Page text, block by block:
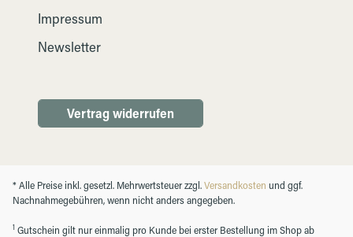
Impressum
Newsletter
Vertrag widerrufen
* Alle Preise inkl. gesetzl. Mehrwertsteuer zzgl.Versandkosten und ggf.
Nachnahmegebühren, wenn nicht anders angegeben.
1 Gutschein gilt nur einmalig pro Kunde bei erster Bestellung im Shop ab